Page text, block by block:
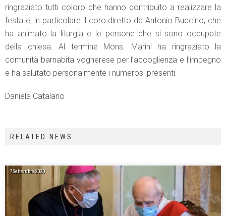
ringraziato tutti coloro che hanno contribuito a realizzare la
festa e, in particolare il coro diretto da Antonio Buccino, che
ha animato la liturgia e le persone che si sono occupate
della chiesa. Al termine Mons. Marini ha ringraziato la
comunità barnabita vogherese per l’accoglienza e l’impegno
e ha salutato personalmente i numerosi presenti.
Daniela Catalano
RELATED NEWS
7 Settembre 2020